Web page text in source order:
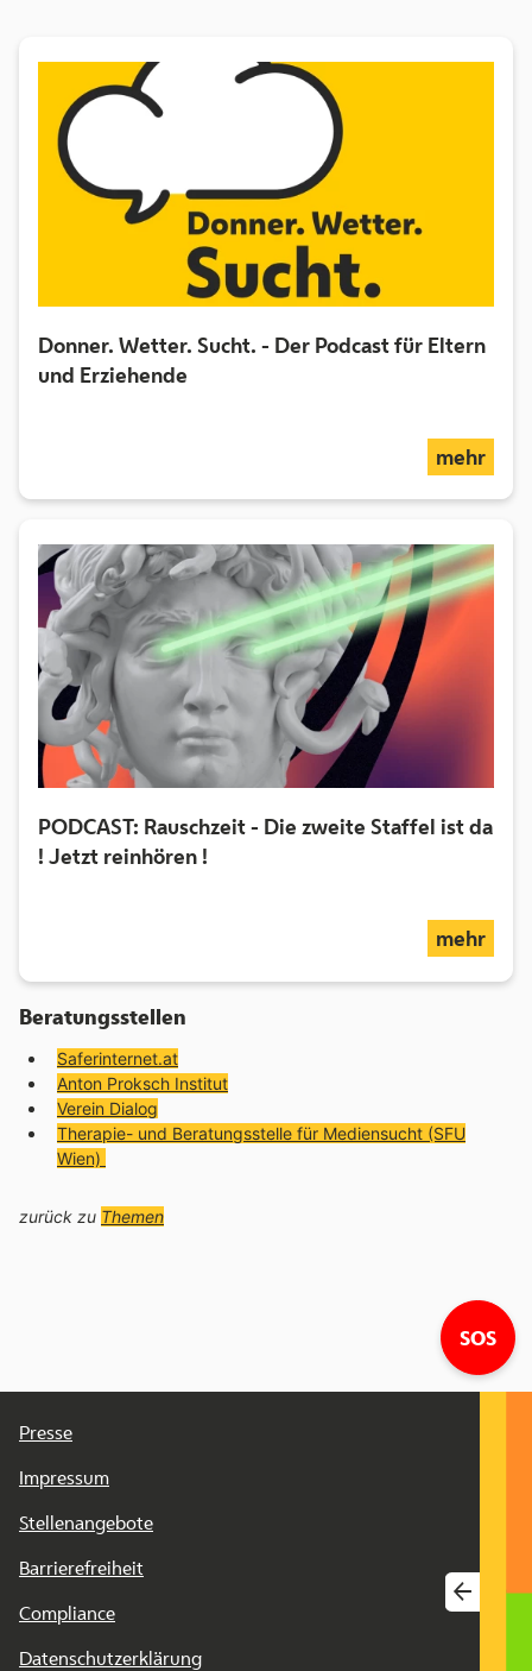
Donner. Wetter. Sucht. - Der Podcast für Eltern
und Erziehende
mehr
PODCAST: Rauschzeit - Die zweite Staffel ist da
! Jetzt reinhören !
mehr
Beratungsstellen
Saferinternet.at
Anton Proksch Institut
Verein Dialog
Therapie- und Beratungsstelle für Mediensucht (SFU
Wien)
zurück zu Themen
SOS
Presse
Impressum
Stellenangebote
Barrierefreiheit
Compliance
Datenschutzerklärung